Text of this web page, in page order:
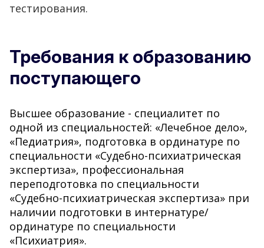
тестирования.
Требования к образованию
поступающего
Высшее образование - специалитет по
одной из специальностей: «Лечебное дело»,
«Педиатрия», подготовка в ординатуре по
специальности «Судебно-психиатрическая
экспертиза», профессиональная
переподготовка по специальности
«Судебно-психиатрическая экспертиза» при
наличии подготовки в интернатуре/
ординатуре по специальности
«Психиатрия».